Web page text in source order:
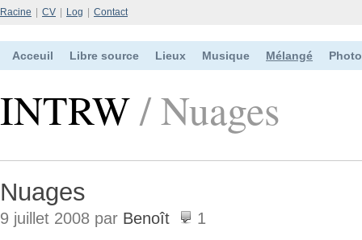
Racine CV Log Contact
Acceuil Libre source Lieux Musique Mélangé
INTRW/ Nuages
Nuages
9 juillet 2008 par Benoît 1